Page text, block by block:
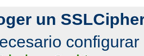
un
configurar